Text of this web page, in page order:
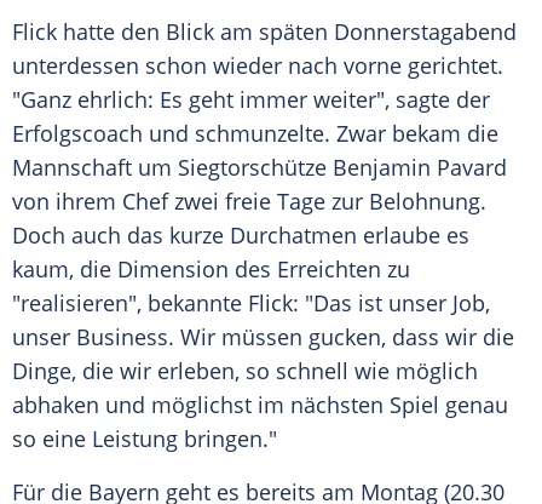
Flick hatte den Blick am späten Donnerstagabend
unterdessen schon wieder nach vorne gerichtet.
"Ganz ehrlich: Es geht immer weiter", sagte der
Erfolgscoach und schmunzelte. Zwar bekam die
Mannschaft um Siegtorschütze Benjamin Pavard
von ihrem Chef zwei freie Tage zur Belohnung.
Doch auch das kurze Durchatmen erlaube es
kaum, die Dimension des Erreichten zu
"realisieren", bekannte Flick: "Das ist unser Job,
unser Business. Wir müssen gucken, dass wir die
Dinge, die wir erleben, so schnell wie möglich
abhaken und möglichst im nächsten Spiel genau
so eine Leistung bringen."
Für die Bayern geht es bereits am Montag (20.30